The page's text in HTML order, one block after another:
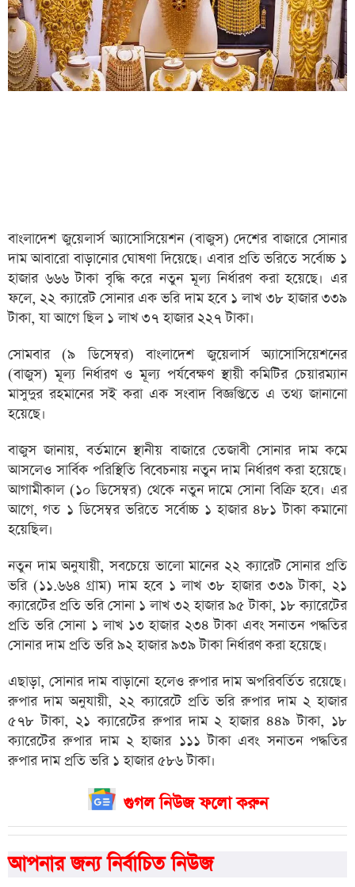
বাংলাদেশ জুয়েলার্স অ্যাসোসিয়েশন (বাজুস) দেশের বাজারে সোনার
দাম আবারো বাড়ানোর ঘোষণা দিয়েছে। এবার প্রতি ভরিতে সর্বোচ্চ ১
হাজার ৬৬৬ টাকা বৃদ্ধি করে নতুন মূল্য নির্ধারণ করা হয়েছে। এর
ফলে, ২২ ক্যারেট সোনার এক ভরি দাম হবে ১ লাখ ৩৮ হাজার ৩৩৯
টাকা, যা আগে ছিল ১ লাখ ৩৭ হাজার ২২৭ টাকা।
সোমবার (৯ ডিসেম্বর) বাংলাদেশ জুয়েলার্স অ্যাসোসিয়েশনের
(বাজুস) মূল্য নির্ধারণ ও মূল্য পর্যবেক্ষণ স্থায়ী কমিটির চেয়ারম্যান
মাসুদুর রহমানের সই করা এক সংবাদ বিজ্ঞপ্তিতে এ তথ্য জানানো
হয়েছে।
বাজুস জানায়, বর্তমানে স্থানীয় বাজারে তেজাবী সোনার দাম কমে
আসলেও সার্বিক পরিস্থিতি বিবেচনায় নতুন দাম নির্ধারণ করা হয়েছে।
আগামীকাল (১০ ডিসেম্বর) থেকে নতুন দামে সোনা বিক্রি হবে। এর
আগে, গত ১ ডিসেম্বর ভরিতে সর্বোচ্চ ১ হাজার ৪৮১ টাকা কমানো
হয়েছিল।
নতুন দাম অনুযায়ী, সবচেয়ে ভালো মানের ২২ ক্যারেট সোনার প্রতি
ভরি (১১.৬৬৪ গ্রাম) দাম হবে ১ লাখ ৩৮ হাজার ৩৩৯ টাকা, ২১
ক্যারেটের প্রতি ভরি সোনা ১ লাখ ৩২ হাজার ৯৫ টাকা, ১৮ ক্যারেটের
প্রতি ভরি সোনা ১ লাখ ১৩ হাজার ২৩৪ টাকা এবং সনাতন পদ্ধতির
সোনার দাম প্রতি ভরি ৯২ হাজার ৯৩৯ টাকা নির্ধারণ করা হয়েছে।
এছাড়া, সোনার দাম বাড়ানো হলেও রুপার দাম অপরিবর্তিত রয়েছে।
রুপার দাম অনুযায়ী, ২২ ক্যারেটে প্রতি ভরি রুপার দাম ২ হাজার
৫৭৮ টাকা, ২১ ক্যারেটের রুপার দাম ২ হাজার ৪৪৯ টাকা, ১৮
ক্যারেটের রুপার দাম ২ হাজার ১১১ টাকা এবং সনাতন পদ্ধতির
রুপার দাম প্রতি ভরি ১ হাজার ৫৮৬ টাকা।
গুগল নিউজ ফলো করুন
আপনার জন্য নির্বাচিত নিউজ